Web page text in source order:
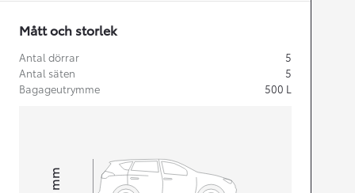
Mått och storlek
Antal dörrar
5
Antal säten
5
Bagageutrymme
500 L
mm